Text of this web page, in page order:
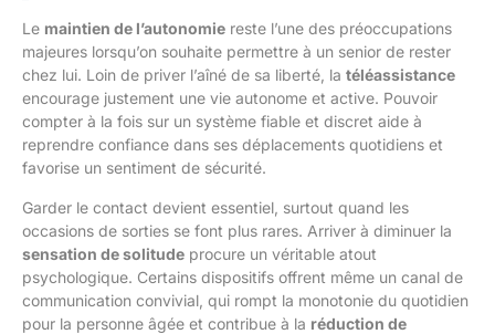
Le maintien de l’autonomie reste l’une des préoccupations
majeures lorsqu’on souhaite permettre à un senior de rester
chez lui. Loin de priver l’aîné de sa liberté, la téléassistance
encourage justement une vie autonome et active. Pouvoir
compter à la fois sur un système fiable et discret aide à
reprendre confiance dans ses déplacements quotidiens et
favorise un sentiment de sécurité.
Garder le contact devient essentiel, surtout quand les
occasions de sorties se font plus rares. Arriver à diminuer la
sensation de solitude procure un véritable atout
psychologique. Certains dispositifs offrent même un canal de
communication convivial, qui rompt la monotonie du quotidien
pour la personne âgée et contribue à la réduction de